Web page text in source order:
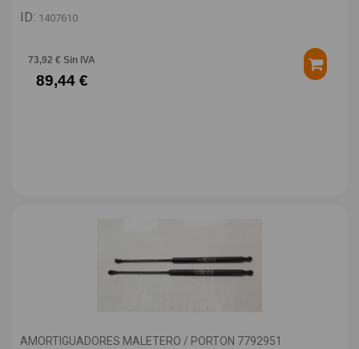
ID: 1407610
73,92 € Sin IVA
89,44 €
AMORTIGUADORES MALETERO / PORTON 7792951